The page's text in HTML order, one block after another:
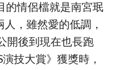
的情侶檔就是南宮珉
，雖然愛的低調，
開後到現在也長跑
技大賞》獲獎時，